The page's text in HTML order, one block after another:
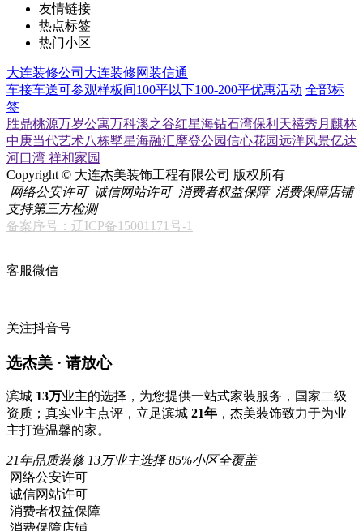
友情链接
热点标签
热门小区
大连装修公司 大连装修网装信通
车接车送可参观样板间100平以下100-200平优惠活动 全部标
签
胜鼎桃源万岁公寓万科溪之谷红星海钻石湾保利天禧秀月麒林
中庚当代艺术八栋墅星海融汇摩登公园信心花园远洋风景亿达
河口湾 祥和家园
Copyright © 大连杰美装饰工程有限公司 版权所有
网络公安许可 诚信网站许可 消费者权益保障 消费保障店铺
支持第三方检测
备案序号：辽ICP备15001171号-1
客服微信
关注抖音号
选杰美 · 请放心
滨城 13万业主的选择，为您提供一站式家装服务，国家二级
资质；真实业主点评，立足滨城 21年 ，杰美装饰致力于为业
主打造温馨的家。
21年品质装修 13万业主选择 85%小区全覆盖
网络公安许可
诚信网站许可
消费者权益保障